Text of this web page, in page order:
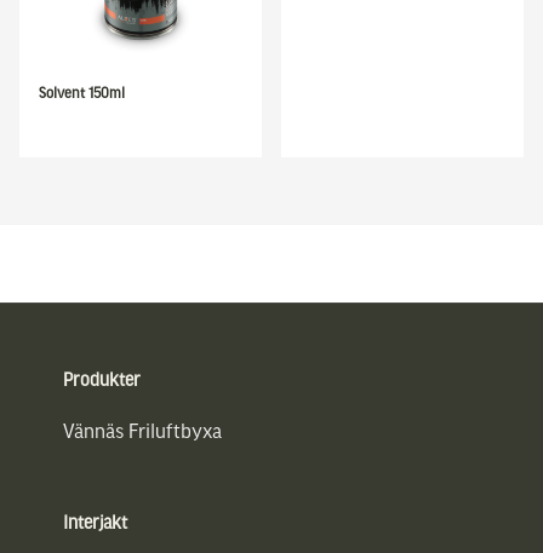
Solvent 150ml
Produkter
Vännäs Friluftbyxa
Interjakt